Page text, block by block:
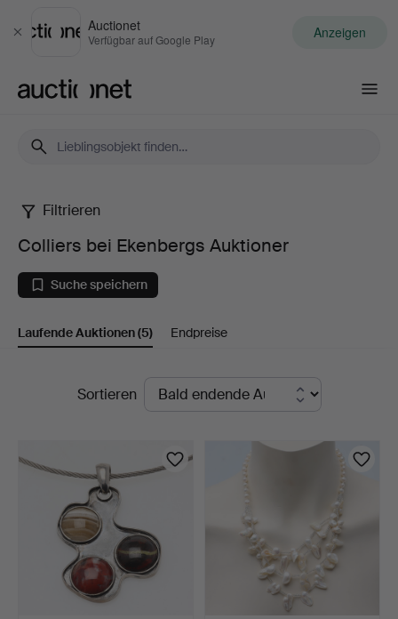
Schließen
Auctionet
Verfügbar auf Google Play Anzeigen
Colliers
bei
Ekenbergs
Auktioner
Filtrieren
Colliers bei Ekenbergs Auktioner
Suche speichern
Laufende Auktionen(5) Endpreise
LaufendeSortieren